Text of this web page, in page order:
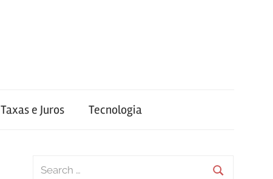
Taxas e Juros Tecnologia
Search